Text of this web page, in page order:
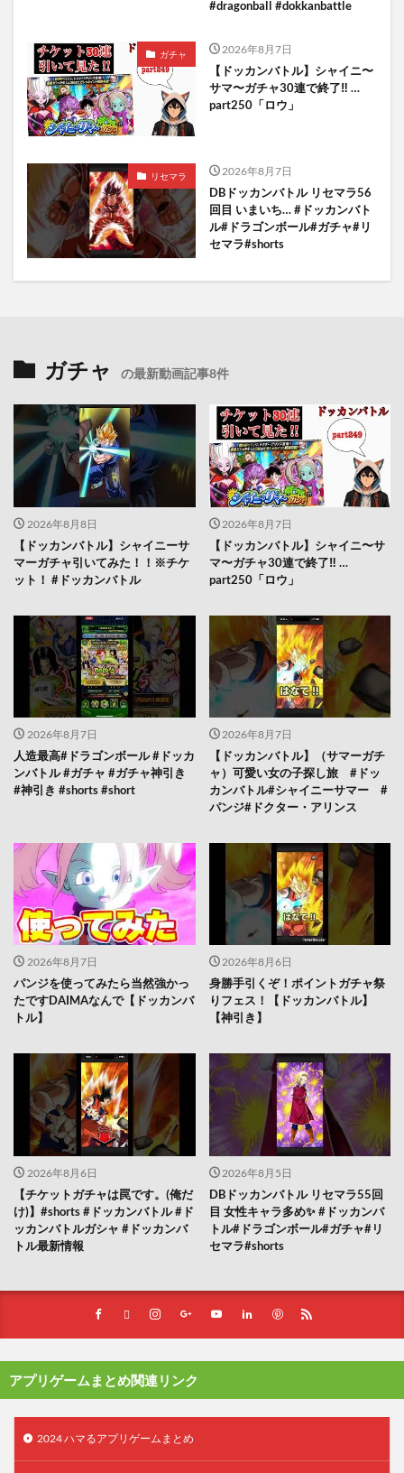
#dragonball #dokkanbattle
ガチャ 2026年8月7日
【ドッカンバトル】シャイニ〜
サマ〜ガチャ30連で終了‼︎ …
part250「ロウ」
リセマラ 2026年8月7日
DBドッカンバトル リセマラ56
回目 いまいち… #ドッカンバト
ル#ドラゴンボール#ガチャ#リ
セマラ#shorts
ガチャ の最新動画記事8件
2026年8月8日
【ドッカンバトル】シャイニーサ
マーガチャ引いてみた！！※チケ
ット！ #ドッカンバトル
2026年8月7日
【ドッカンバトル】シャイニ〜サ
マ〜ガチャ30連で終了‼︎ …
part250「ロウ」
2026年8月7日
人造最高#ドラゴンボール #ドッカ
ンバトル #ガチャ #ガチャ神引き
#神引き #shorts #short
2026年8月7日
【ドッカンバトル】（サマーガチ
ャ）可愛い女の子探し旅 #ドッ
カンバトル#シャイニーサマー #
パンジ#ドクター・アリンス
2026年8月7日
パンジを使ってみたら当然強かっ
たですDAIMAなんで【ドッカンバ
トル】
2026年8月6日
身勝手引くぞ！ポイントガチャ祭
りフェス！【ドッカンバトル】
【神引き】
2026年8月6日
【チケットガチャは罠です。(俺だ
け)】#shorts #ドッカンバトル #ド
ッカンバトルガシャ #ドッカンバ
トル最新情報
2026年8月5日
DBドッカンバトル リセマラ55回
目 女性キャラ多め✨️ #ドッカンバ
トル#ドラゴンボール#ガチャ#リ
セマラ#shorts
アプリゲームまとめ関連リンク
2024 ハマるアプリゲームまとめ